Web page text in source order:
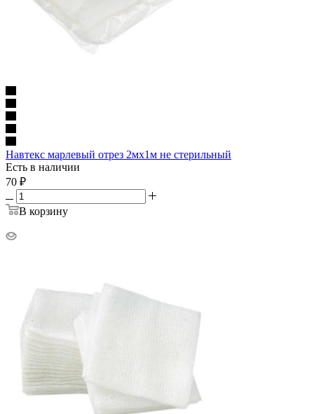
Навтекс марлевый отрез 2мх1м не стерильный
Есть в наличии
70 ₽
В корзину